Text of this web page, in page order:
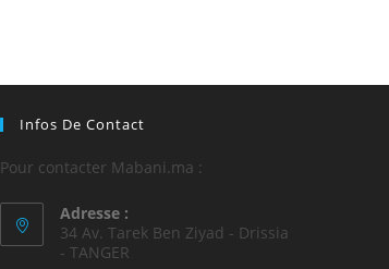
Infos De Contact
Pour contacter Mabani.ma :
Adresse :
34 Av. Tarek Ben Ziyad - Drissia
- TANGER